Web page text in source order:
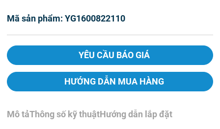
Mã sản phẩm: YG1600822110
YÊU CẦU BÁO GIÁ
HƯỚNG DẪN MUA HÀNG
Mô tảThông số kỹ thuậtHướng dẫn lắp đặt